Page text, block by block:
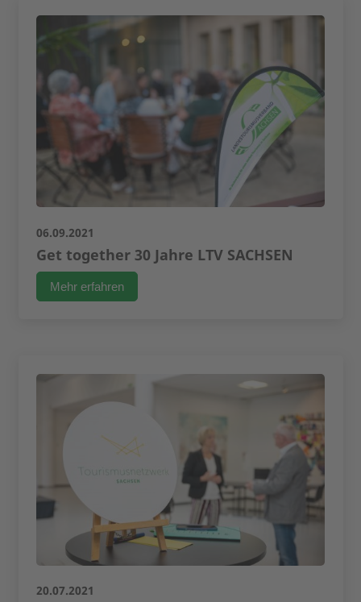
06.09.2021
Get together 30 Jahre LTV SACHSEN
Mehr erfahren
20.07.2021